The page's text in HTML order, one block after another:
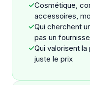
✓Cosmétique,
accessoires,
✓Qui cherchent
pas un
✓Qui valorisent
juste le prix